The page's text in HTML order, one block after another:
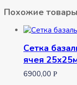
Похожие товары
Сетка
ячея
6900,00 Р